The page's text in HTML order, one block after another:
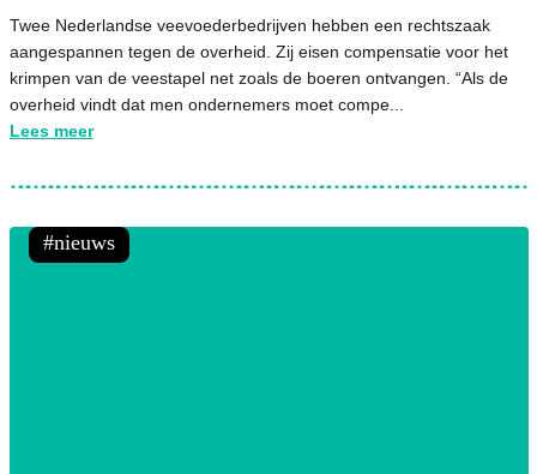
Twee Nederlandse veevoederbedrijven hebben een rechtszaak
aangespannen tegen de overheid. Zij eisen compensatie voor het
krimpen van de veestapel net zoals de boeren ontvangen. “Als de
overheid vindt dat men ondernemers moet compe...
Lees meer
nieuws